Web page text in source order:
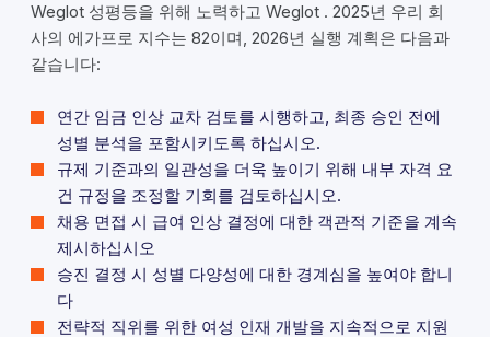
Weglot 성평등을 위해 노력하고 Weglot . 2025년 우리 회
사의 에가프로 지수는 82이며, 2026년 실행 계획은 다음과
같습니다:
연간 임금 인상 교차 검토를 시행하고, 최종 승인 전에
성별 분석을 포함시키도록 하십시오.
규제 기준과의 일관성을 더욱 높이기 위해 내부 자격 요
건 규정을 조정할 기회를 검토하십시오.
채용 면접 시 급여 인상 결정에 대한 객관적 기준을 계속
제시하십시오
승진 결정 시 성별 다양성에 대한 경계심을 높여야 합니
다
전략적 직위를 위한 여성 인재 개발을 지속적으로 지원